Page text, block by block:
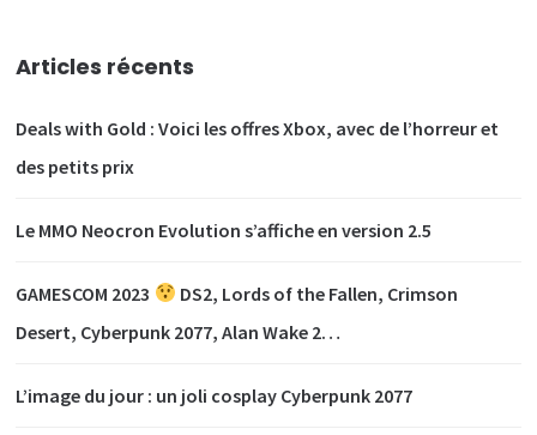
Articles récents
Deals with Gold : Voici les offres Xbox, avec de l’horreur et
des petits prix
Le MMO Neocron Evolution s’affiche en version 2.5
GAMESCOM 2023
DS2, Lords of the Fallen, Crimson
Desert, Cyberpunk 2077, Alan Wake 2…
L’image du jour : un joli cosplay Cyberpunk 2077